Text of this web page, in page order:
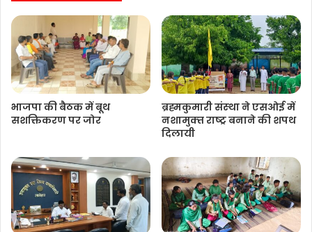
भाजपा की बैठक में बूथ
सशक्तिकरण पर जोर
ब्रह्मकुमारी संस्‍था ने एसओई में
नशामुक्‍त राष्‍ट्र बनाने की शपथ
दिलायी